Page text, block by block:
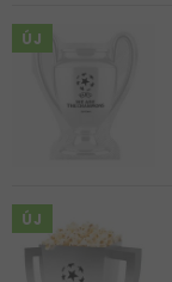
ÚJ
ÚJ